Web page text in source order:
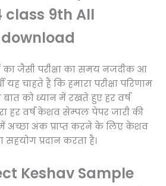
class 9th All
download
का जैसी परीक्षा का समय नजदीक आ
यह चाहते हैं कि हमारा परीक्षा परिणाम
को ध्यान में रखते हुए हर वर्ष
हर वर्ष केशव सेम्पल पेपर जारी की
में अच्छा अंक प्राप्त करने के लिए केशव
प्रदान करता है।
Keshav Sample